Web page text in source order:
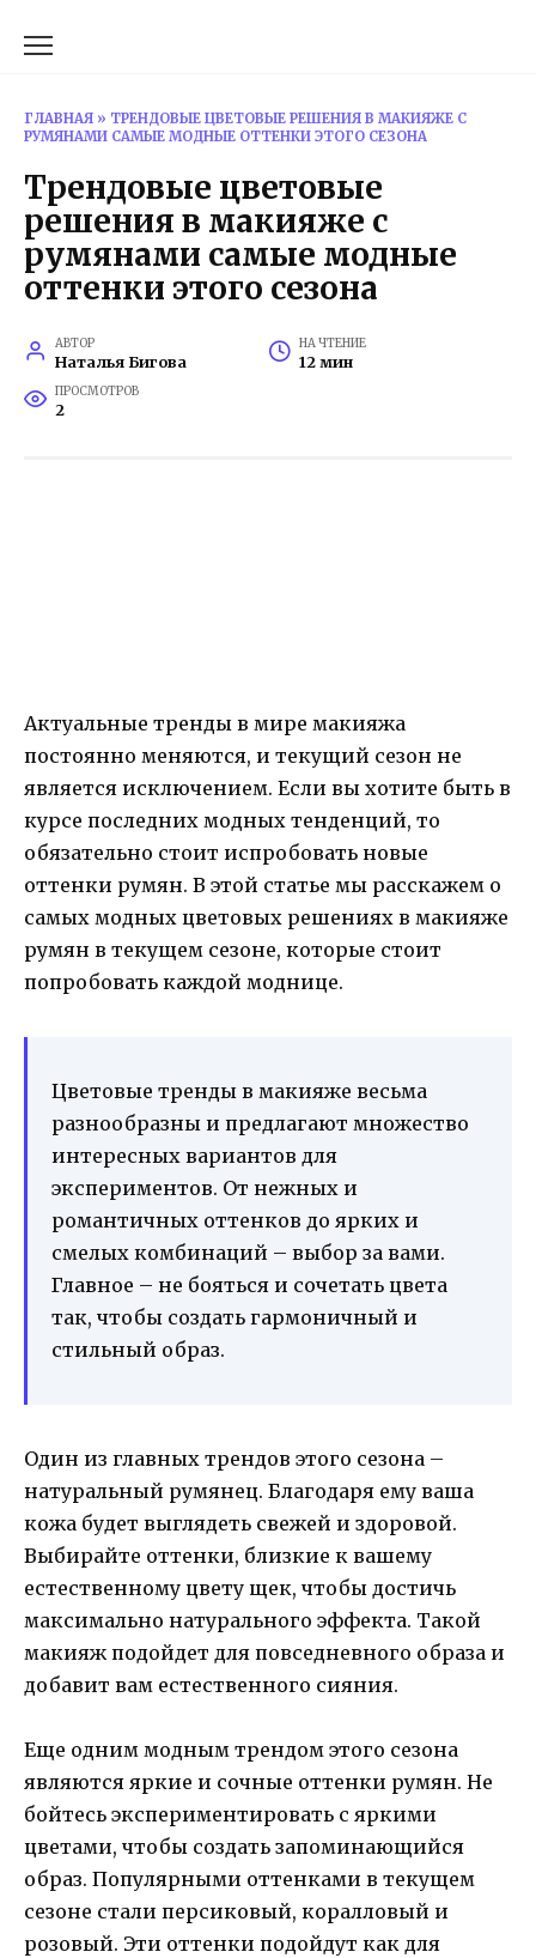
ГЛАВНАЯ » ТРЕНДОВЫЕ ЦВЕТОВЫЕ РЕШЕНИЯ В МАКИЯЖЕ С
РУМЯНАМИ САМЫЕ МОДНЫЕ ОТТЕНКИ ЭТОГО СЕЗОНА
Трендовые цветовые
решения в макияже с
румянами самые модные
оттенки этого сезона
АВТОР
Наталья Бигова
НА ЧТЕНИЕ
12 мин
ПРОСМОТРОВ
2
Актуальные тренды в мире макияжа
постоянно меняются, и текущий сезон не
является исключением. Если вы хотите быть в
курсе последних модных тенденций, то
обязательно стоит испробовать новые
оттенки румян. В этой статье мы расскажем о
самых модных цветовых решениях в макияже
румян в текущем сезоне, которые стоит
попробовать каждой моднице.
Цветовые тренды в макияже весьма
разнообразны и предлагают множество
интересных вариантов для
экспериментов. От нежных и
романтичных оттенков до ярких и
смелых комбинаций – выбор за вами.
Главное – не бояться и сочетать цвета
так, чтобы создать гармоничный и
стильный образ.
Один из главных трендов этого сезона –
натуральный румянец. Благодаря ему ваша
кожа будет выглядеть свежей и здоровой.
Выбирайте оттенки, близкие к вашему
естественному цвету щек, чтобы достичь
максимально натурального эффекта. Такой
макияж подойдет для повседневного образа и
добавит вам естественного сияния.
Еще одним модным трендом этого сезона
являются яркие и сочные оттенки румян. Не
бойтесь экспериментировать с яркими
цветами, чтобы создать запоминающийся
образ. Популярными оттенками в текущем
сезоне стали персиковый, коралловый и
розовый. Эти оттенки подойдут как для